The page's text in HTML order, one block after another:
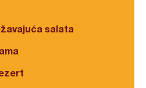
salata